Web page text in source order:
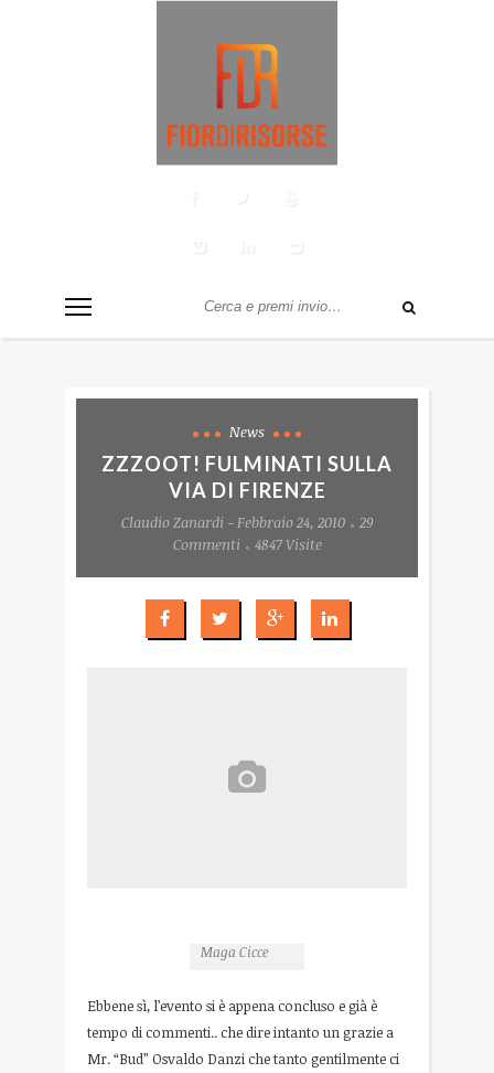
News
ZZZOOT! FULMINATI SULLA
VIA DI FIRENZE
Claudio Zanardi - Febbraio 24, 2010
29
Commenti
4847 Visite
Maga Cicce
Ebbene sì, l’evento si è appena concluso e già è
tempo di commenti.. che dire intanto un grazie a
Mr. “Bud” Osvaldo Danzi che tanto gentilmente ci